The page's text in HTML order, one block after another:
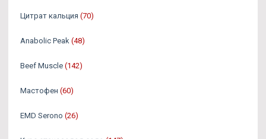
Цитрат кальция (70)
Anabolic Peak (48)
Beef Muscle (142)
Мастофен (60)
EMD Serono (26)